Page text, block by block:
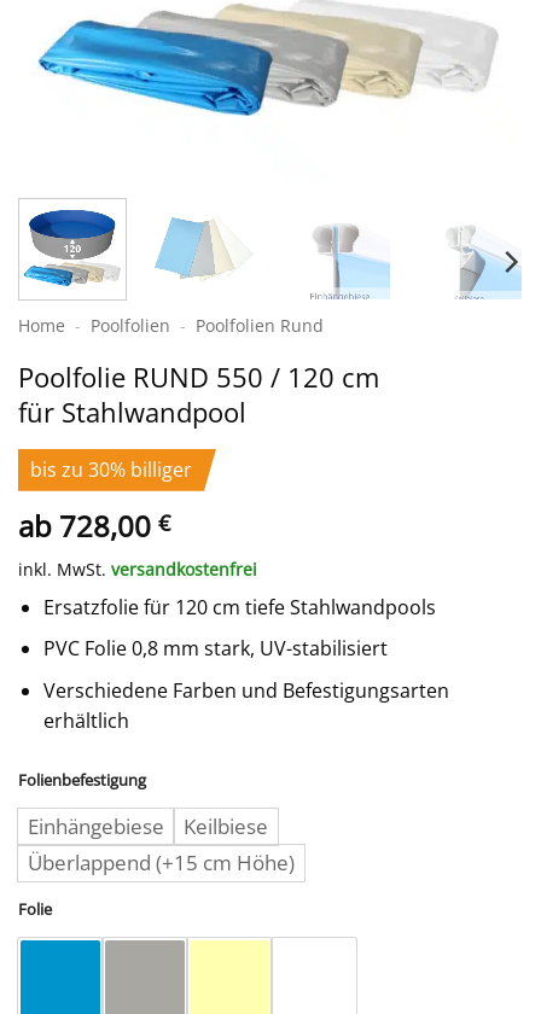
Home - Poolfolien - Poolfolien Rund
Poolfolie RUND 550 / 120 cm
für Stahlwandpool
bis zu 30% billiger
ab 728,00 €
inkl. MwSt. versandkostenfrei
Ersatzfolie für 120 cm tiefe Stahlwandpools
PVC Folie 0,8 mm stark, UV-stabilisiert
Verschiedene Farben und Befestigungsarten
erhältlich
Folienbefestigung
Einhängebiese
Keilbiese
Überlappend (+15 cm Höhe)
Folie